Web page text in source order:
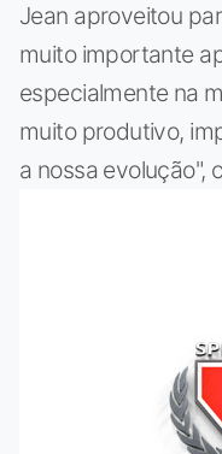
Jean aproveitou
muito importante
especialmente na
muito produtivo,
a nossa evolução",